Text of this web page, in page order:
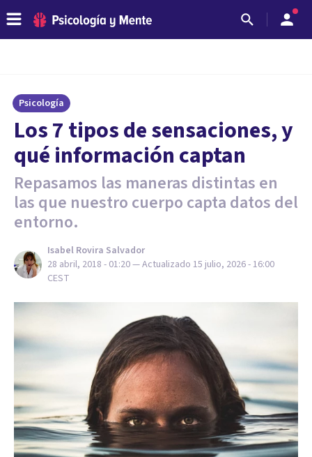
Psicología
Los 7 tipos de sensaciones, y
qué información captan
Repasamos las maneras distintas en
las que nuestro cuerpo capta datos del
entorno.
Isabel Rovira Salvador
28 abril, 2018 - 01:20— Actualizado 15 julio, 2026 - 16:00
CEST